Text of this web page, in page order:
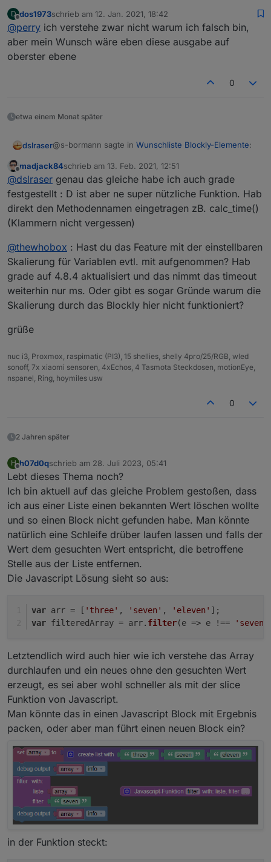
D dos1973schrieb am 12. Jan. 2021, 18:42
zuletzt editiert von
@perry ich verstehe zwar nicht warum ich falsch bin,
aber mein Wunsch wäre eben diese ausgabe auf
oberster ebene
0
etwa einem Monat später
dslraser@s-bormann sagte in Wunschliste Blockly-Elemente:
@dslraserBei mir kann ich die ms nur fest
einstellen und nicht als Variable "einklicken"
Hier mal ein Beispiel wo ich das mit Lampen probiert
habe (war nur ein Test für meine Bewässerung)
Offline
madjack84schrieb am 13. Feb. 2021, 12:51
zuletzt editiert von
@dslraser genau das gleiche habe ich auch grade
festgestellt : D ist aber ne super nützliche Funktion. Hab
direkt den Methodennamen eingetragen zB. calc_time()
(Klammern nicht vergessen)
@thewhobox : Hast du das Feature mit der einstellbaren
Skalierung für Variablen evtl. mit aufgenommen? Hab
grade auf 4.8.4 aktualisiert und das nimmt das timeout
weiterhin nur ms. Oder gibt es sogar Gründe warum die
Skalierung durch das Blockly hier nicht funktioniert?
grüße
nuc i3, Proxmox, raspimatic (PI3), 15 shellies, shelly 4pro/25/RGB, wled
sonoff, 7x xiaomi sensoren, 4xEchos, 4 Tasmota Steckdosen, motionEye,
nspanel, Ring, hoymiles usw
0
2 Jahren später
H
Offline
h07d0qschrieb am 28. Juli 2023, 05:41
zuletzt editiert von
Lebt dieses Thema noch?
Ich bin aktuell auf das gleiche Problem gestoßen, dass
ich aus einer Liste einen bekannten Wert löschen wollte
und so einen Block nicht gefunden habe. Man könnte
natürlich eine Schleife drüber laufen lassen und falls der
Wert dem gesuchten Wert entspricht, die betroffene
Stelle aus der Liste entfernen.
Die Javascript Lösung sieht so aus:
var arr = [ 'three' , 'seven' , 'eleven' ];
var filteredArray = arr. filter(e => e !== 'seven'
Letztendlich wird auch hier wie ich verstehe das Array
durchlaufen und ein neues ohne den gesuchten Wert
erzeugt, es sei aber wohl schneller als mit der slice
Funktion von Javascript.
Man könnte das in einen Javascript Block mit Ergebnis
packen, oder aber man führt einen neuen Block ein?
in der Funktion steckt: